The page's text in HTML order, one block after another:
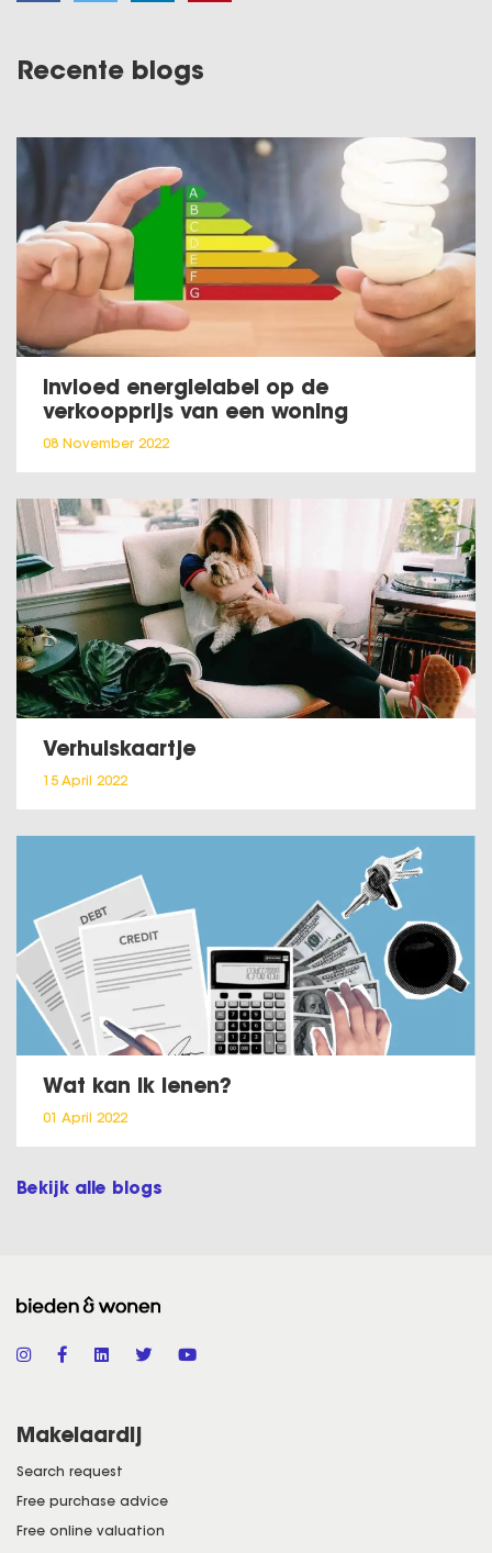
Recente blogs
Invloed energielabel op de
verkoopprijs van een woning
08 November 2022
Verhuiskaartje
15 April 2022
Wat kan ik lenen?
01 April 2022
Bekijk alle blogs
Makelaardij
Search request
Free purchase advice
Free online valuation